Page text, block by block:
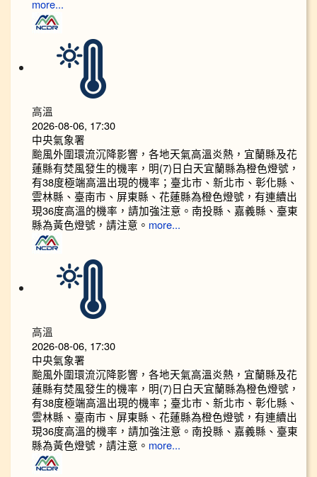
more...
高溫
2026-08-06, 17:30
中央氣象署
颱風外圍環流沉降影響，各地天氣高溫炎熱，宜蘭縣及花
蓮縣有焚風發生的機率，明(7)日白天宜蘭縣為橙色燈號，
有38度極端高溫出現的機率；臺北市、新北市、彰化縣、
雲林縣、臺南市、屏東縣、花蓮縣為橙色燈號，有連續出
現36度高溫的機率，請加強注意。南投縣、嘉義縣、臺東
縣為黃色燈號，請注意。 more...
高溫
2026-08-06, 17:30
中央氣象署
颱風外圍環流沉降影響，各地天氣高溫炎熱，宜蘭縣及花
蓮縣有焚風發生的機率，明(7)日白天宜蘭縣為橙色燈號，
有38度極端高溫出現的機率；臺北市、新北市、彰化縣、
雲林縣、臺南市、屏東縣、花蓮縣為橙色燈號，有連續出
現36度高溫的機率，請加強注意。南投縣、嘉義縣、臺東
縣為黃色燈號，請注意。 more...